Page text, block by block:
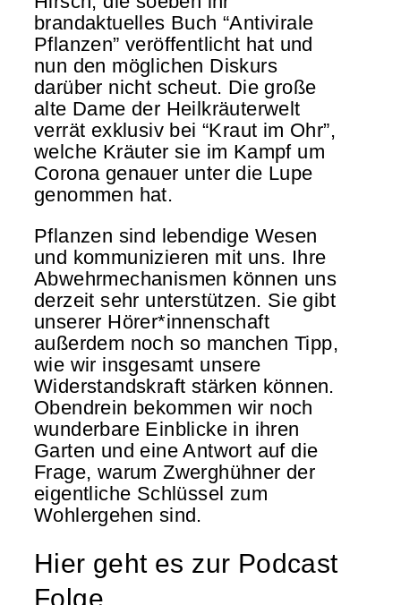
brandaktuelles Buch “Antivirale
Pflanzen” veröffentlicht hat und
nun den möglichen Diskurs
darüber nicht scheut. Die große
alte Dame der Heilkräuterwelt
verrät exklusiv bei “Kraut im Ohr”,
welche Kräuter sie im Kampf um
Corona genauer unter die Lupe
genommen hat.
Pflanzen sind lebendige Wesen
und kommunizieren mit uns. Ihre
Abwehrmechanismen können uns
derzeit sehr unterstützen. Sie gibt
unserer Hörer*innenschaft
außerdem noch so manchen Tipp,
wie wir insgesamt unsere
Widerstandskraft stärken können.
Obendrein bekommen wir noch
wunderbare Einblicke in ihren
Garten und eine Antwort auf die
Frage, warum Zwerghühner der
eigentliche Schlüssel zum
Wohlergehen sind.
Hier geht es zur Podcast
Folge